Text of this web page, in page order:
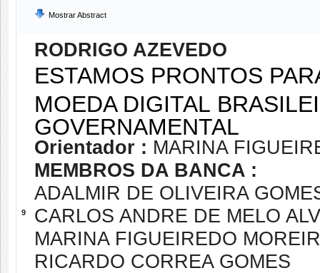
Mostrar Abstract
9
RODRIGO AZEVEDO
ESTAMOS PRONTOS
MOEDA DIGITAL
GOVERNAMENTAL
Orientador : MARINA
MEMBROS DA BANCA :
ADALMIR DE OLIVEIRA
CARLOS ANDRE DE MELO
MARINA FIGUEIREDO
RICARDO CORREA GOMES